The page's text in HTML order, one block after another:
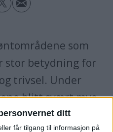
ditt
får tilgang til informasjon på
som
stor betydning for
trivsel. Under
blitt svært mye
for